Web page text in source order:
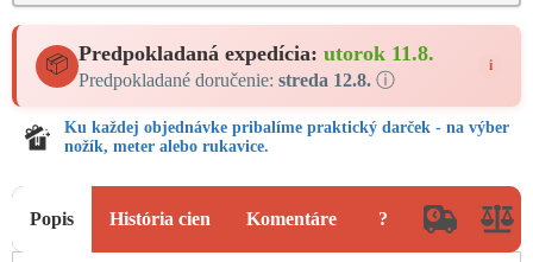
📦 Predpokladaná expedícia: utorok 11.8.
Predpokladané doručenie: streda 12.8. ⓘ
i
Ku každej objednávke pribalíme praktický darček - na výber
nožík, meter alebo rukavice.
Popis História cien Komentáre ?